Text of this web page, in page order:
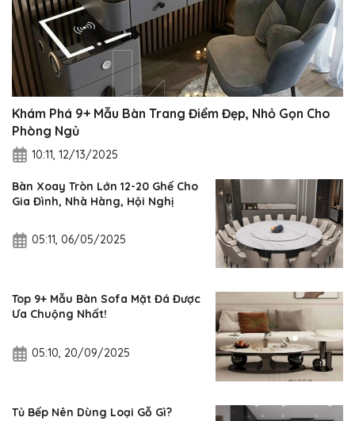
Khám Phá 9+ Mẫu Bàn Trang Điểm Đẹp, Nhỏ Gọn Cho
Phòng Ngủ
10:11, 12/13/2025
Bàn Xoay Tròn Lớn 12-20 Ghế Cho
Gia Đình, Nhà Hàng, Hội Nghị
05:11, 06/05/2025
Top 9+ Mẫu Bàn Sofa Mặt Đá Được
Ưa Chuộng Nhất!
05:10, 20/09/2025
Tủ Bếp Nên Dùng Loại Gỗ Gì?